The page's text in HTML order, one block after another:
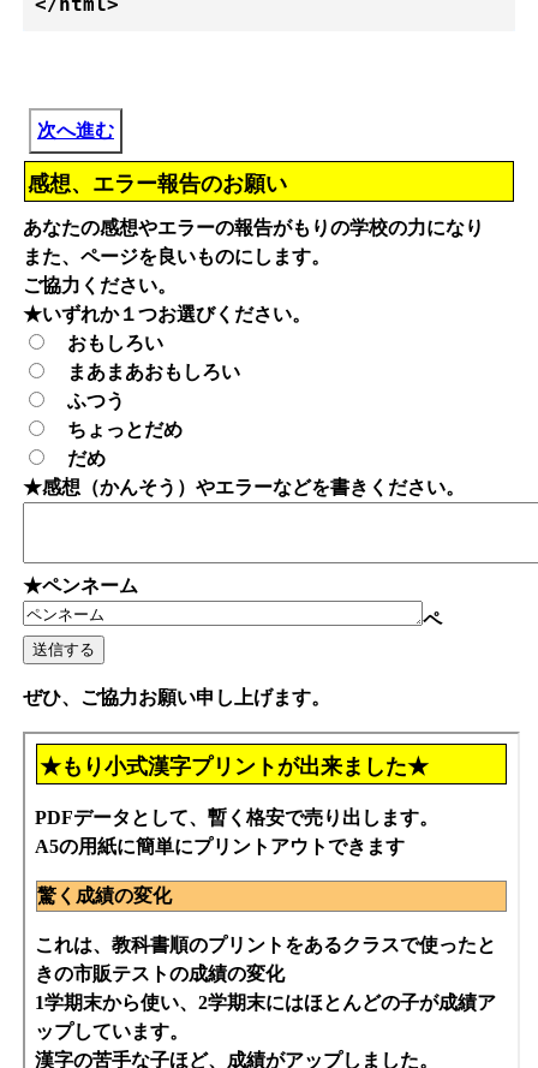
次へ進む
感想、エラー報告のお願い
あなたの感想やエラーの報告がもりの学校の力になり
また、ページを良いものにします。
ご協力ください。
★いずれか１つお選びください。
おもしろい
まあまあおもしろい
ふつう
ちょっとだめ
だめ
★感想（かんそう）やエラーなどを書きください。
★ペンネーム
ペ
ぜひ、ご協力お願い申し上げます。